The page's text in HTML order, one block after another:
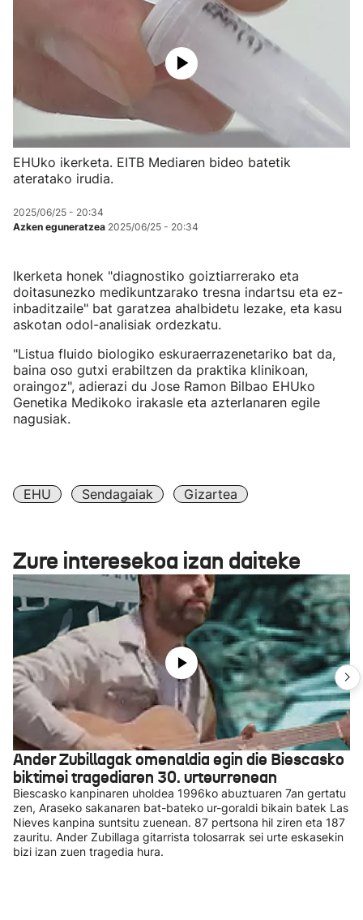
EHUko ikerketa. EITB Mediaren bideo batetik
ateratako irudia.
2025/06/25 - 20:34
Azken eguneratzea 2025/06/25 - 20:34
Ikerketa honek "diagnostiko goiztiarrerako eta
doitasunezko medikuntzarako tresna indartsu eta ez-
inbaditzaile" bat garatzea ahalbidetu lezake, eta kasu
askotan odol-analisiak ordezkatu.
"Listua fluido biologiko eskuraerrazenetariko bat da,
baina oso gutxi erabiltzen da praktika klinikoan,
oraingoz", adierazi du Jose Ramon Bilbao EHUko
Genetika Medikoko irakasle eta azterlanaren egile
nagusiak.
EHU Sendagaiak Gizartea
Zure interesekoa izan daiteke
Ander Zubillagak omenaldia egin die Biescasko
biktimei tragediaren 30. urteurrenean
Biescasko kanpinaren uholdea 1996ko abuztuaren 7an gertatu
zen, Araseko sakanaren bat-bateko ur-goraldi bikain batek Las
Nieves kanpina suntsitu zuenean. 87 pertsona hil ziren eta 187
zauritu. Ander Zubillaga gitarrista tolosarrak sei urte eskasekin
bizi izan zuen tragedia hura.